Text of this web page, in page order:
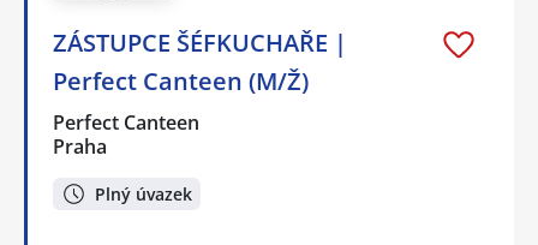
ZÁSTUPCE ŠÉFKUCHAŘE |
Perfect Canteen (M/Ž)
Perfect Canteen
Praha
Plný úvazek